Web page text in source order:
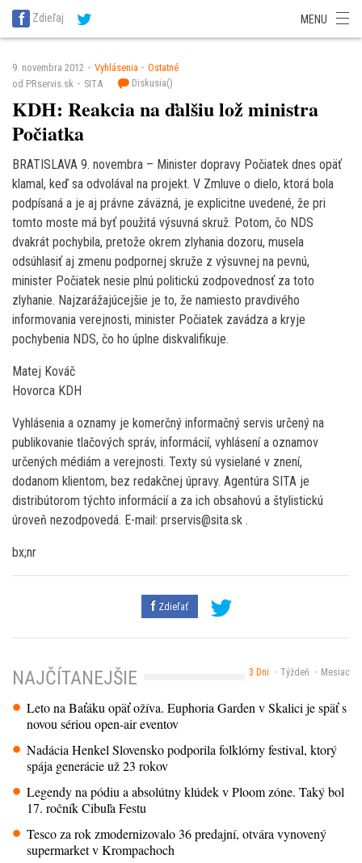
SITA Energetika
SITA Potravinárstvo
Zdieľaj MENU
9. novembra 2012 Vyhlásenia
Ostatné
od PRservis.sk
SITA Diskusia()
KDH: Reakcia na ďalšiu lož ministra
Počiatka
BRATISLAVA 9. novembra – Minister dopravy Počiatek dnes opäť
klamal, keď sa odvolával na projekt. V Zmluve o dielo, ktorá bola
podpísaná a je aj právne záväzná, je explicitne uvedené, že pri
tomto moste má byť použitá výsuvná skruž. Potom, čo NDS
dvakrát pochybila, pretože okrem zlyhania dozoru, musela
odsúhlasiť aj zmenu podpornej skruže z výsuvnej na pevnú,
minister Počiatek nesie plnú politickú zodpovednosť za toto
zlyhanie. Najzarážajúcejšie je to, že namiesto pravdivého
informovania verejnosti, minister Počiatek zavádza a kryje
pochybenia NDS, čo ho úplne diskvalifikuje.
Matej Kováč
Hovorca KDH
Vyhlásenia a oznamy je komerčný informačný servis určený na
publikovanie tlačových správ, informácií, vyhlásení a oznamov
určených médiám a verejnosti. Texty sú vysielané v znení,
dodanom klientom, bez redakčnej úpravy. Agentúra SITA je
distribútorom týchto informácií a za ich obsahovú a štylistickú
úroveň nezodpovedá. E-mail: prservis@sita.sk .
bx;nr
Zdieľať
3 Dni Týždeň Mesiac
NAJČÍTANEJŠIE
Leto na Baťáku opäť ožíva. Euphoria Garden v Skalici je späť s
novou sériou open-air eventov
Nadácia Henkel Slovensko podporila folklórny festival, ktorý
spája generácie už 23 rokov
Legendy na pódiu a absolútny klúdek v Ploom zóne. Taký bol
17. ročník Cibuľa Festu
Tesco za rok zmodernizovalo 36 predajní, otvára vynovený
supermarket v Krompachoch